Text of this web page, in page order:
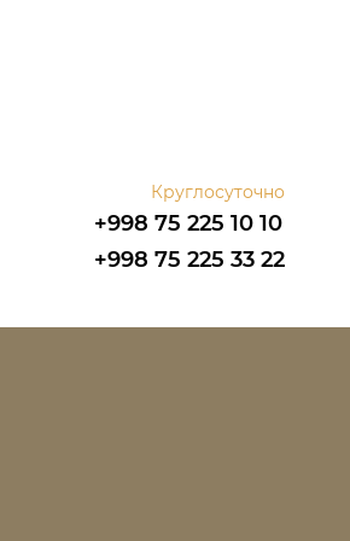
Круглосуточно
+998 75 225 10 10
+998 75 225 33 22